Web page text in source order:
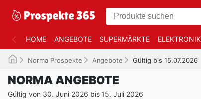
HOME ANGEBOTE SUPERMÄRKTE ELEKTRONIK
Norma Prospekte Angebote Gültig bis 15.07.2026
NORMA ANGEBOTE
Gültig von 30. Juni 2026 bis 15. Juli 2026